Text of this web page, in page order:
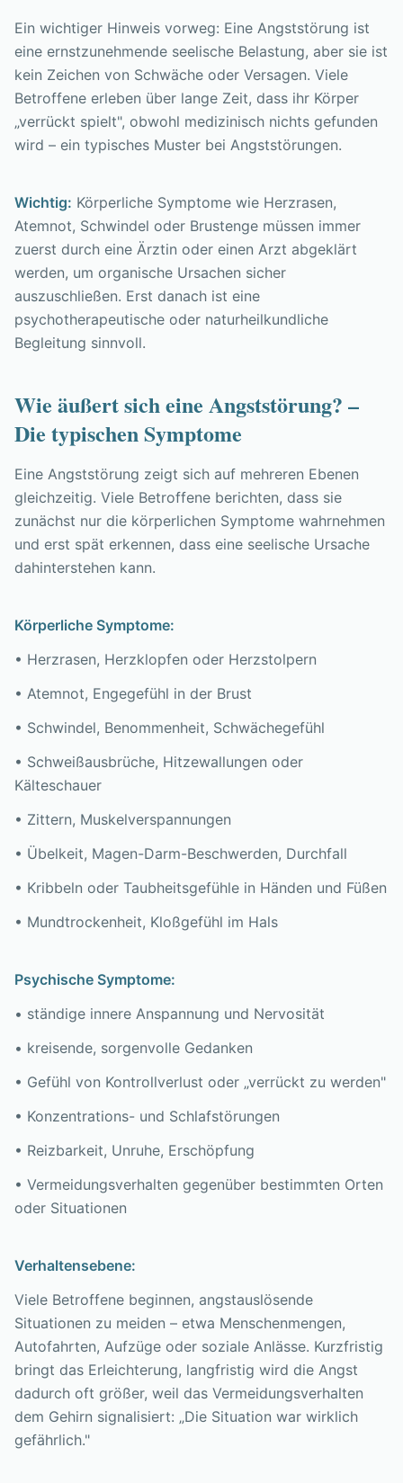
Ein wichtiger Hinweis vorweg: Eine Angststörung ist
eine ernstzunehmende seelische Belastung, aber sie ist
kein Zeichen von Schwäche oder Versagen. Viele
Betroffene erleben über lange Zeit, dass ihr Körper
„verrückt spielt", obwohl medizinisch nichts gefunden
wird – ein typisches Muster bei Angststörungen.
Wichtig: Körperliche Symptome wie Herzrasen,
Atemnot, Schwindel oder Brustenge müssen immer
zuerst durch eine Ärztin oder einen Arzt abgeklärt
werden, um organische Ursachen sicher
auszuschließen. Erst danach ist eine
psychotherapeutische oder naturheilkundliche
Begleitung sinnvoll.
Wie äußert sich eine Angststörung? –
Die typischen Symptome
Eine Angststörung zeigt sich auf mehreren Ebenen
gleichzeitig. Viele Betroffene berichten, dass sie
zunächst nur die körperlichen Symptome wahrnehmen
und erst spät erkennen, dass eine seelische Ursache
dahinterstehen kann.
Körperliche Symptome:
• Herzrasen, Herzklopfen oder Herzstolpern
• Atemnot, Engegefühl in der Brust
• Schwindel, Benommenheit, Schwächegefühl
• Schweißausbrüche, Hitzewallungen oder
Kälteschauer
• Zittern, Muskelverspannungen
• Übelkeit, Magen-Darm-Beschwerden, Durchfall
• Kribbeln oder Taubheitsgefühle in Händen und Füßen
• Mundtrockenheit, Kloßgefühl im Hals
Psychische Symptome:
• ständige innere Anspannung und Nervosität
• kreisende, sorgenvolle Gedanken
• Gefühl von Kontrollverlust oder „verrückt zu werden"
• Konzentrations- und Schlafstörungen
• Reizbarkeit, Unruhe, Erschöpfung
• Vermeidungsverhalten gegenüber bestimmten Orten
oder Situationen
Verhaltensebene:
Viele Betroffene beginnen, angstauslösende
Situationen zu meiden – etwa Menschenmengen,
Autofahrten, Aufzüge oder soziale Anlässe. Kurzfristig
bringt das Erleichterung, langfristig wird die Angst
dadurch oft größer, weil das Vermeidungsverhalten
dem Gehirn signalisiert: „Die Situation war wirklich
gefährlich."